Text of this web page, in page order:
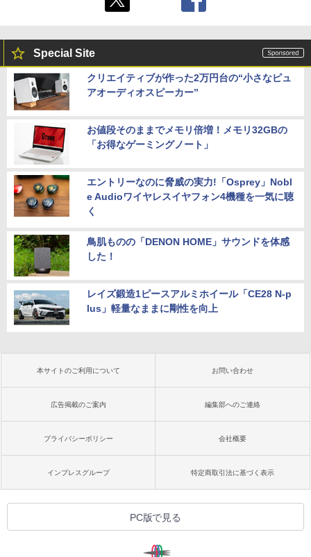
Special Site
クリエイティブが作った2万円台の“小さなピュ
アオーディオスピーカー”
お値段そのままでメモリ倍増！メモリ32GBの
「お得なゲーミングノート」
エントリーなのに脅威の実力!「Osprey」Nobl
e Audioワイヤレスイヤフォン4機種を一気に聴
く
鳥肌ものの「DENON HOME」サウンドを体感
した！
レイズ鍛造1ピースアルミホイール「CE28 N-p
lus」軽量なままに剛性を向上
本サイトのご利用について お問い合わせ
広告掲載のご案内 編集部へのご連絡
プライバシーポリシー 会社概要
インプレスグループ 特定商取引法に基づく表示
PC版で見る